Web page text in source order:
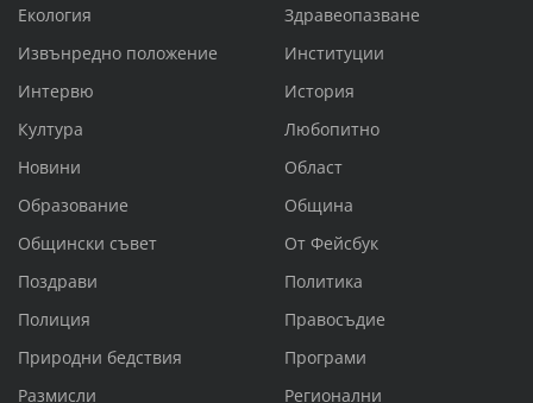
Екология
Здравеопазване
Извънредно положение
Институции
Интервю
История
Култура
Любопитно
Новини
Област
Образование
Община
Общински съвет
От Фейсбук
Поздрави
Политика
Полиция
Правосъдие
Природни бедствия
Програми
Размисли
Регионални